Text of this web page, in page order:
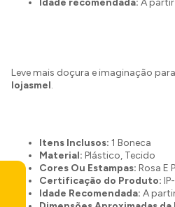
Idade recomendada: A
Leve mais doçura e imaginação
lojasmel.
Itens Inclusos: 1 Boneca
Material: Plástico, Tecido
Cores Ou Estampas: Rosa E
Certificação do Produto:
Idade Recomendada: A